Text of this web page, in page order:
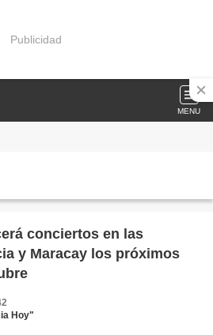
Publicidad
MENU
conciertos en las
y Maracay los próximos
Hoy"